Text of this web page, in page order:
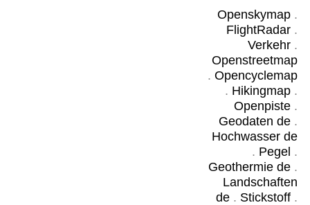
Openskymap.
FlightRadar.
Verkehr.
Openstreetmap
. Opencyclemap
. Hikingmap.
Openpiste.
Geodaten de.
Hochwasser de
. Pegel .
Geothermie de.
Landschaften
de. Stickstoff.